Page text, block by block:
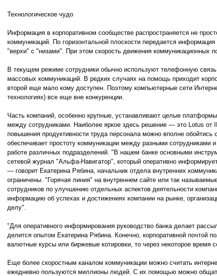
Технологическое чудо
Информация в корпоративном сообществе распространяется не
коммуникаций. По горизонтальной плоскости передается
"верхи" с "низами". При этом скорость движения коммуникационных
В текущем режиме сотрудники обычно используют телефонную
массовых коммуникаций. В редких случаях на помощь приходит
второй еще мало кому доступен. Поэтому компьютерные сети
технологиях) все еще вне конкуренции.
Часть компаний, особенно крупные, устанавливают целые
между сотрудниками. Наиболее яркое здесь решение — это Lotus от
повышения продуктивности труда персонала можно вполне обойтись
обеспечивает простоту коммуникации между разными сотрудниками
работе различных подразделений. "В нашем банке основными
сетевой журнал "Альфа-Навигатор", который оперативно
— говорит Екатерина Рябина, начальник отдела внутренних
ограничены. "Горячая линия" на внутреннем сайте или так
сотрудников по улучшению отдельных аспектов деятельности
информацию об успехах и достижениях компании на рынке,
делу".
"Для оперативного информирования руководство банка делает
делится опытом Екатерина Рябина. Конечно, корпоративной почтой
валютные курсы или биржевые котировки, то через некоторое
Еще более скоростным каналом коммуникации можно считать
ежедневно пользуются миллионы людей. С их помощью можно